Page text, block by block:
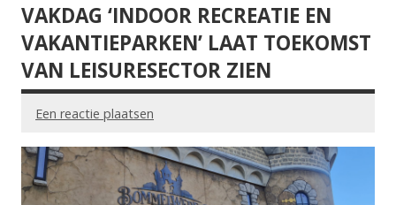
VAKDAG ‘INDOOR RECREATIE EN
VAKANTIEPARKEN’ LAAT TOEKOMST
VAN LEISURESECTOR ZIEN
Een reactie plaatsen